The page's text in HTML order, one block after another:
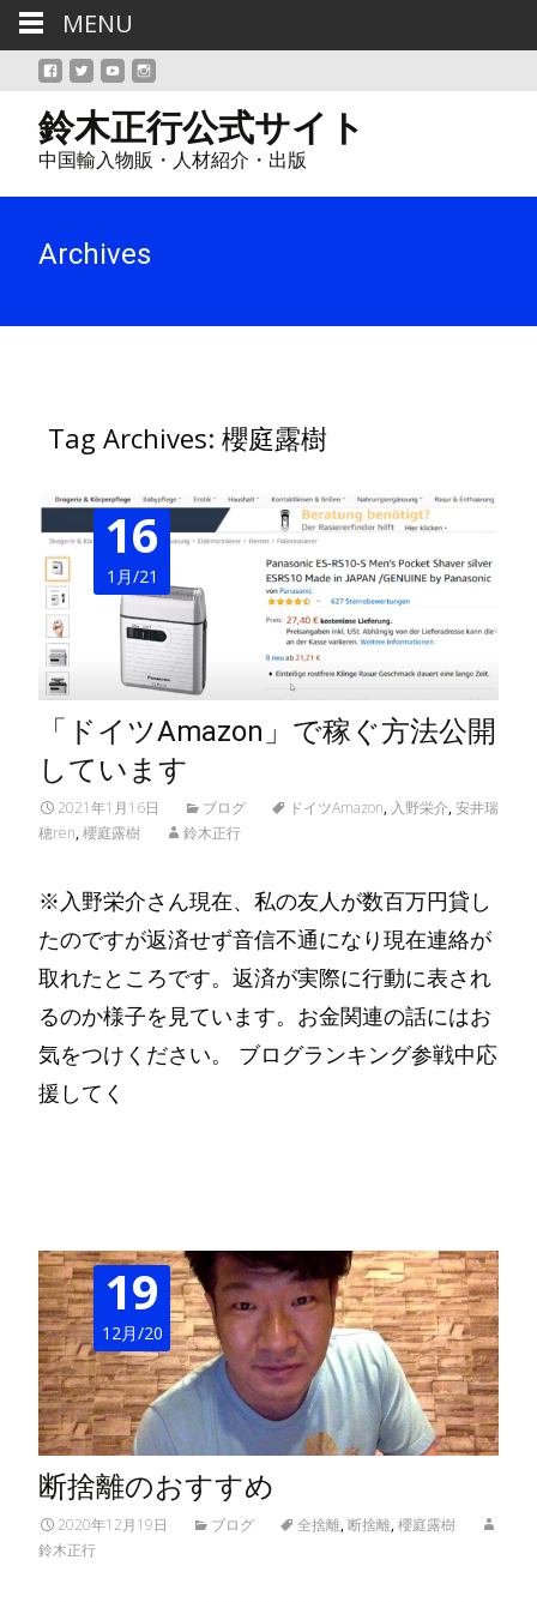
鈴木正行公式サイト
中国輸入物販・人材紹介・出版
Archives
Tag Archives: 櫻庭露樹
16
1月/21
「ドイツAmazon」で稼ぐ方法公開
しています
2021年1月16日 ブログ ドイツAmazon, 入野栄介,安井瑞
穂ren,櫻庭露樹 鈴木正行
※入野栄介さん現在、私の友人が数百万円貸し
たのですが返済せず音信不通になり現在連絡が
取れたところです。返済が実際に行動に表され
るのか様子を見ています。お金関連の話にはお
気をつけください。 ブログランキング参戦中応
援してく
19
12月/20
断捨離のおすすめ
2020年12月19日 ブログ 全捨離,断捨離,櫻庭露樹
鈴木正行
MENU